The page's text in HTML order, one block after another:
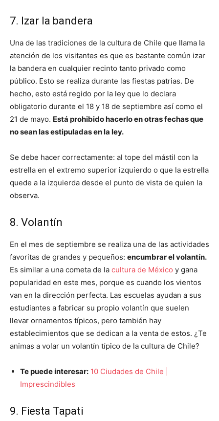
7. Izar la bandera
Una de las tradiciones de la cultura de Chile que llama la
atención de los visitantes es que es bastante común izar
la bandera en cualquier recinto tanto privado como
público. Esto se realiza durante las fiestas patrias. De
hecho, esto está regido por la ley que lo declara
obligatorio durante el 18 y 18 de septiembre así como el
21 de mayo. Está prohibido hacerlo en otras fechas que
no sean las estipuladas en la ley.
Se debe hacer correctamente: al tope del mástil con la
estrella en el extremo superior izquierdo o que la estrella
quede a la izquierda desde el punto de vista de quien la
observa.
8. Volantín
En el mes de septiembre se realiza una de las actividades
favoritas de grandes y pequeños: encumbrar el volantín.
Es similar a una cometa de la cultura de México y gana
popularidad en este mes, porque es cuando los vientos
van en la dirección perfecta. Las escuelas ayudan a sus
estudiantes a fabricar su propio volantín que suelen
llevar ornamentos típicos, pero también hay
establecimientos que se dedican a la venta de estos. ¿Te
animas a volar un volantín típico de la cultura de Chile?
Te puede interesar: 10 Ciudades de Chile |
Imprescindibles
9. Fiesta Tapati